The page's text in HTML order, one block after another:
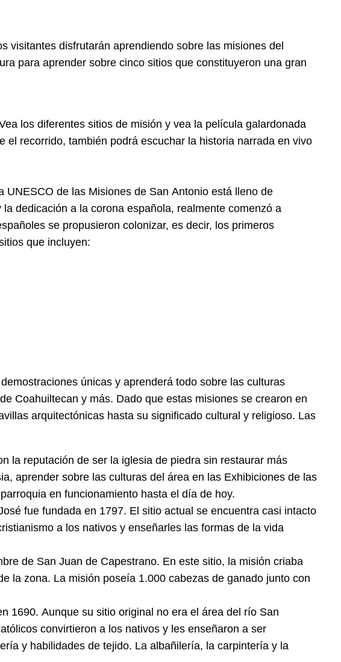
visitantes disfrutarán aprendiendo sobre las misiones del
para aprender sobre cinco sitios que constituyeron una gran
los diferentes sitios de misión y vea la película galardonada
recorrido, también podrá escuchar la historia narrada en vivo
de las Misiones de San Antonio está lleno de
dedicación a la corona española, realmente comenzó a
se propusieron colonizar, es decir, los primeros
que incluyen:
únicas y aprenderá todo sobre las culturas
Coahuiltecan y más. Dado que estas misiones se crearon en
arquitectónicas hasta su significado cultural y religioso. Las
la reputación de ser la iglesia de piedra sin restaurar más
aprender sobre las culturas del área en las Exhibiciones de las
en funcionamiento hasta el día de hoy.
fue fundada en 1797. El sitio actual se encuentra casi intacto
a los nativos y enseñarles las formas de la vida
de San Juan de Capestrano. En este sitio, la misión criaba
la zona. La misión poseía 1.000 cabezas de ganado junto con
1690. Aunque su sitio original no era el área del río San
convirtieron a los nativos y les enseñaron a ser
y habilidades de tejido. La albañilería, la carpintería y la